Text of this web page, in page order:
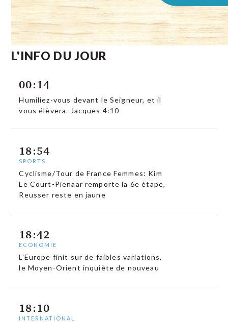
L'INFO DU JOUR
00:14
Humiliez-vous devant le Seigneur, et il
vous élèvera. Jacques 4:10
18:54
SPORTS
Cyclisme/Tour de France Femmes: Kim
Le Court-Pienaar remporte la 6e étape,
Reusser reste en jaune
18:42
ECONOMIE
L’Europe finit sur de faibles variations,
le Moyen-Orient inquiète de nouveau
18:10
INTERNATIONAL